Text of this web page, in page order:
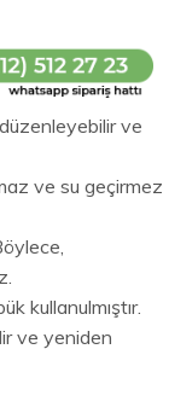
ve
ve su geçirmez
kullanulmıştır.
ve yeniden